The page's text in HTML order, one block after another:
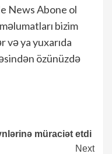
News Abone ol
bizim
və ya yuxarıda
özünüzdə
müraciət etdi
Next